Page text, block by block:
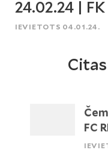
24.02.24 |
IEVIETOTS 04.01.24.
FC